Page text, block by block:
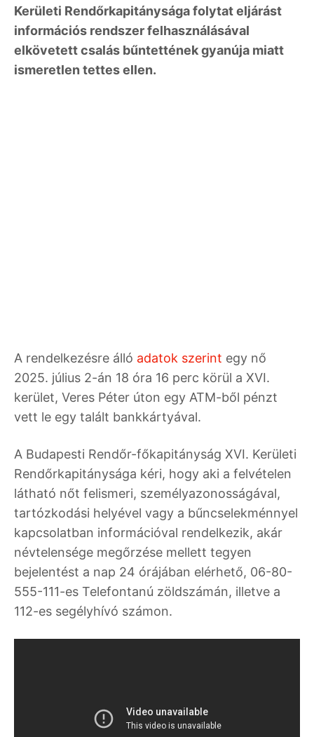
Kerületi Rendőrkapitánysága folytat eljárást
információs rendszer felhasználásával
elkövetett csalás bűntettének gyanúja miatt
ismeretlen tettes ellen.
A rendelkezésre álló adatok szerint egy nő
2025. július 2-án 18 óra 16 perc körül a XVI.
kerület, Veres Péter úton egy ATM-ből pénzt
vett le egy talált bankkártyával.
A Budapesti Rendőr-főkapitányság XVI. Kerületi
Rendőrkapitánysága kéri, hogy aki a felvételen
látható nőt felismeri, személyazonosságával,
tartózkodási helyével vagy a bűncselekménnyel
kapcsolatban információval rendelkezik, akár
névtelensége megőrzése mellett tegyen
bejelentést a nap 24 órájában elérhető, 06-80-
555-111-es Telefontanú zöldszámán, illetve a
112-es segélyhívó számon.